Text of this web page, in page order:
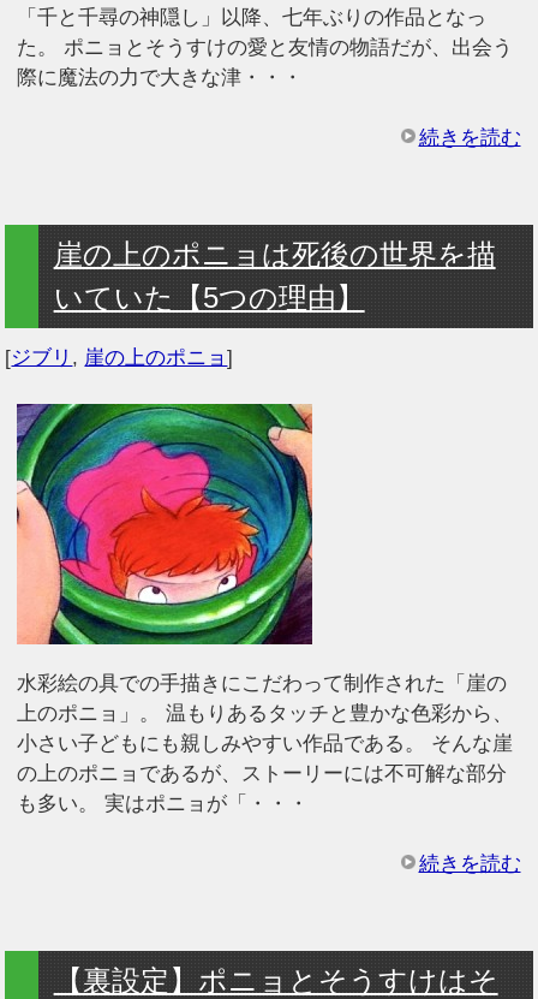
「千と千尋の神隠し」以降、七年ぶりの作品となっ
た。 ポニョとそうすけの愛と友情の物語だが、出会う
際に魔法の力で大きな津・・・
続きを読む
崖の上のポニョは死後の世界を描
いていた【5つの理由】
[ジブリ , 崖の上のポニョ]
水彩絵の具での手描きにこだわって制作された「崖の
上のポニョ」。 温もりあるタッチと豊かな色彩から、
小さい子どもにも親しみやすい作品である。 そんな崖
の上のポニョであるが、ストーリーには不可解な部分
も多い。 実はポニョが「・・・
続きを読む
【裏設定】ポニョとそうすけはそ